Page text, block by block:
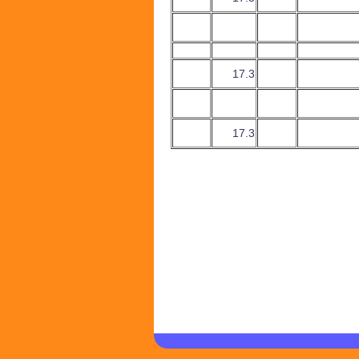
17.3
17.3